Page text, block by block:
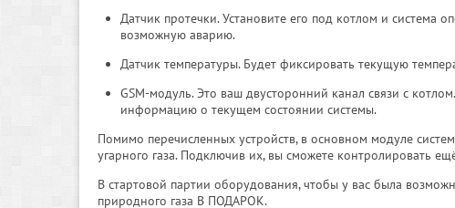
Датчик протечки. Установите его под котлом и система
возможную аварию.
Датчик температуры. Будет фиксировать текущую
GSM-модуль. Это ваш двусторонний канал связи с
информацию о текущем состоянии системы.
Помимо перечисленных устройств, в основном модуле
угарного газа. Подключив их, вы сможете контролировать
В стартовой партии оборудования, чтобы у вас была
природного газа В ПОДАРОК.